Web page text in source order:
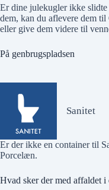
Er dine julekuglerikke
dem, kan du aflevere dem til
eller give dem videre til
På genbrugspladsen
Sanitet
Er derikke en container til
Porcelæn.
Hvad sker der med affaldet i